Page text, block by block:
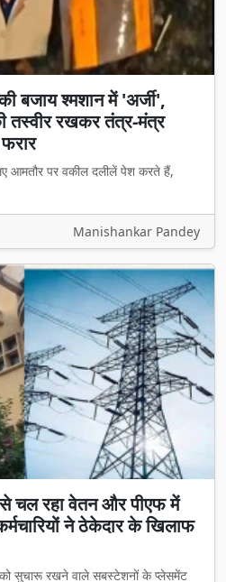
बजाय श्मशान में 'अर्जी',
तस्वीर रखकर तंत्र-मंत्र
आमतौर पर वकील दलीलें पेश करते हैं,
Manishankar Pandey
चल रहा वेतन और पीएफ में
ने ठेकेदार के खिलाफ
सुचारू रखने वाले सबस्टेशनों के प्लेसमेंट